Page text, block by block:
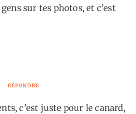
sur tes photos, et c’est
RÉPONDRE
c’est juste pour le canard,